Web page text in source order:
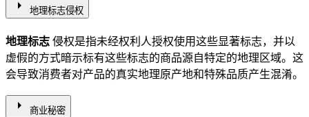
arrow_right 地理标志侵权
地理标志 侵权是指未经权利人授权使用这些显著标志，并以
虚假的方式暗示标有这些标志的商品源自特定的地理区域。这
会导致消费者对产品的真实地理原产地和特殊品质产生混淆。
arrow_right 商业秘密